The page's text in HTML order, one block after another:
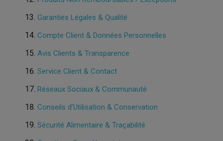
Garanties Légales & Qualité
Compte Client & Données Personnelles
Avis Clients & Transparence
Service Client & Contact
Réseaux Sociaux & Communauté
Conseils d’Utilisation & Conservation
Sécurité Alimentaire & Traçabilité